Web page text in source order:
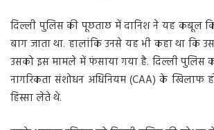
दिल्ली पुलिस की पूछताछ में दानिश ने यह कबूल
बाग जाता था. हालांकि उनसे यह भी कहा था कि
उसको इस मामले में फंसाया गया है. दिल्ली पुलिस
नागरिकता संशोधन अधिनियम (CAA) के खिलाफ
हिस्सा लेते थे.